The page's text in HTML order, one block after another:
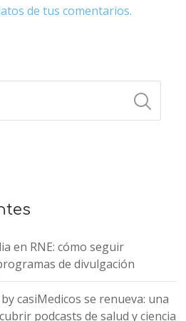
de tus comentarios.
en RNE: cómo seguir
de divulgación
casiMedicos se renueva: una
podcasts de salud y ciencia